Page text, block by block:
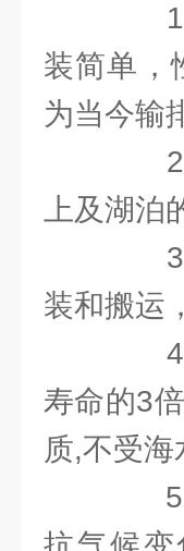
1、
装简单，
为当今输
2、
上及湖泊
3、
装和搬运
4、
寿命的3
质,不受
5、